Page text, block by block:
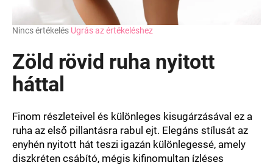
A
átlagos
értékelése
5-
csillag.
Nincs értékelés Ugrás az értékeléshez
Zöld rövid ruha nyitott
háttal
Finom részleteivel és különleges kisugárzásával ez a
ruha az első pillantásra rabul ejt. Elegáns stílusát az
enyhén nyitott hát teszi igazán különlegessé, amely
diszkréten csábító, mégis kifinomultan ízléses